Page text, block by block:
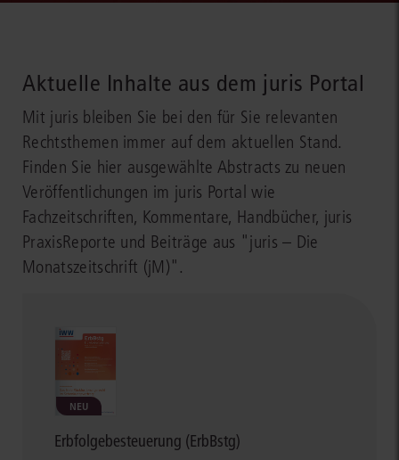
Aktuelle Inhalte aus dem juris Portal
Mit juris bleiben Sie bei den für Sie relevanten
Rechtsthemen immer auf dem aktuellen Stand.
Finden Sie hier ausgewählte Abstracts zu neuen
Veröffentlichungen im juris Portal wie
Fachzeitschriften, Kommentare, Handbücher, juris
PraxisReporte und Beiträge aus "juris – Die
Monatszeitschrift (jM)".
NEU
Erbfolgebesteuerung (ErbBstg)